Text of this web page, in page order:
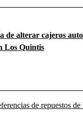
de alterar cajeros
Los Quintis
de repuestos de